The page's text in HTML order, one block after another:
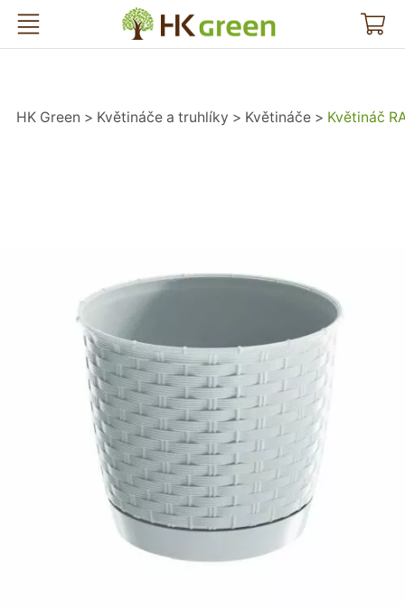
HK Green
HK Green Květináče a truhlíky Květináče Květináč